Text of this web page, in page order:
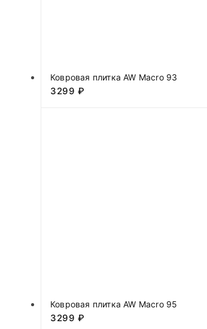
Ковровая плитка AW Macro 93
3299 ₽
Ковровая плитка AW Macro 95
3299 ₽